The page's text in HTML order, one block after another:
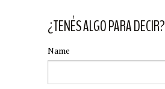
¿TENÉS ALGO PARA DECIR?
Name